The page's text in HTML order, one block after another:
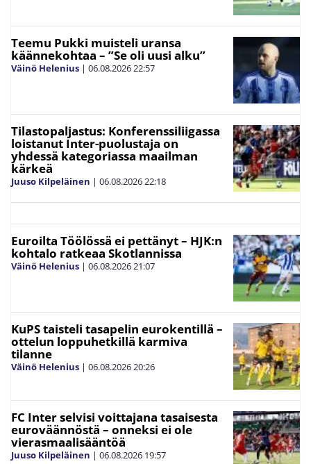
Teemu Pukki muisteli uransa
käännekohtaa – ”Se oli uusi alku”
Väinö Helenius | 06.08.202622:57
Tilastopaljastus: Konferenssiliigassa
loistanut Inter-puolustaja on
yhdessä kategoriassa maailman
kärkeä
Juuso Kilpeläinen | 06.08.202622:18
Euroilta Töölössä ei pettänyt – HJK:n
kohtalo ratkeaa Skotlannissa
Väinö Helenius | 06.08.202621:07
KuPS taisteli tasapelin eurokentillä –
ottelun loppuhetkillä karmiva
tilanne
Väinö Helenius | 06.08.202620:26
FC Inter selvisi voittajana tasaisesta
euroväännöstä – onneksi ei ole
vierasmaalisääntöä
Juuso Kilpeläinen | 06.08.2026 19:57